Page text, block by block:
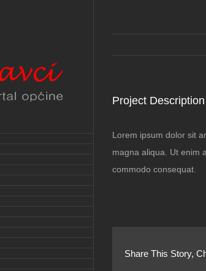
Project Description
Lorem ipsum dolor sit
magna aliqua. Ut enim
commodo consequat.
Share This Story,